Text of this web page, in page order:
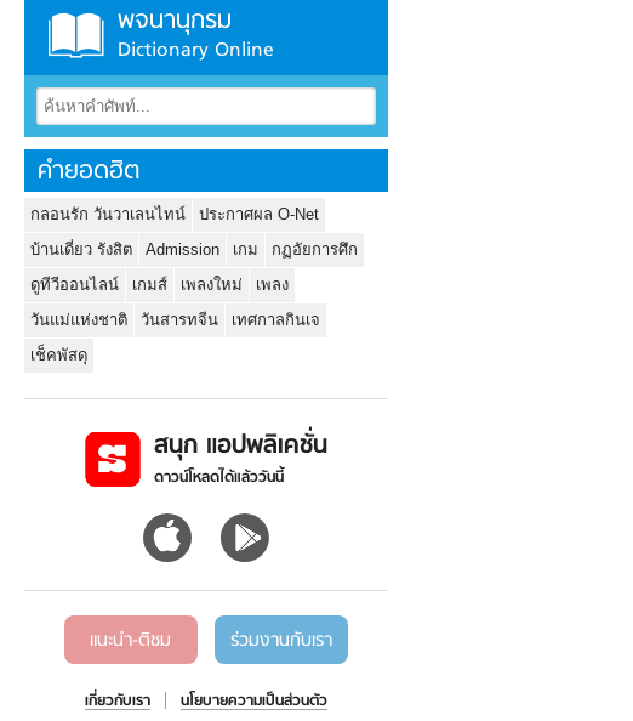
พจนานุกรม
Dictionary Online
คำยอดฮิต
กลอนรัก วันวาเลนไทน์
ประกาศผล O-Net
บ้านเดี่ยว รังสิต
Admission เกม
กฏอัยการศึก
ดูทีวีออนไลน์
เกมส์ เพลงใหม่
เพลง
วันแม่แห่งชาติ
วันสารทจีน
เทศกาลกินเจ
เช็คพัสดุ
สนุก แอปพลิเคชั่น
ดาวน์โหลดได้แล้ววันนี้
แนะนำ-ติชม ร่วมงานกับเรา
เกี่ยวกับเรา นโยบายความเป็นส่วนตัว